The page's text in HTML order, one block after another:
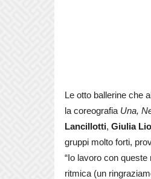
Le otto ballerine che
la coreografia Una,
Lancillotti,Giulia
gruppi molto forti,
“Io lavoro con
ritmica (un